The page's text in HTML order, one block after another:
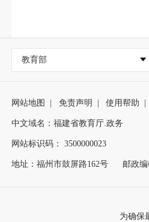
教育部
网站地图 免责声明 使用帮助
中文域名：福建省教育厅.政务
网站标识码： 3500000023
地址：福州市鼓屏路162号 邮政编
为确保